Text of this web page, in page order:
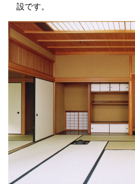
設です。